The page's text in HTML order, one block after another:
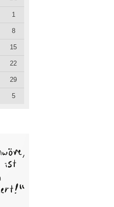
1
8
15
22
29
5